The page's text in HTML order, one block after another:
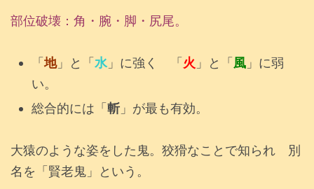
部位破壊：角・腕・脚・尻尾。
「地」と「水 」に強く 「火 」と「風 」に弱
い。
総合的には「斬 」が最も有効。
大猿のような姿をした鬼。狡猾なことで知られ 別
名を「賢老鬼」という。